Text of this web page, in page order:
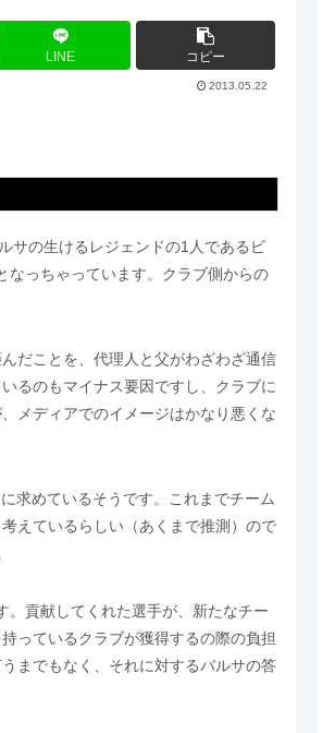
LINE コピー
2013.05.22
サの生けるレジェンドの1人であるビ
なっちゃっています。クラブ側からの
だことを、代理人と父がわざわざ通信
るのもマイナス要因ですし、クラブに
メディアでのイメージはかなり悪くな
求めているそうです。これまでチーム
えているらしい（あくまで推測）ので
。貢献してくれた選手が、新たなチー
っているクラブが獲得するの際の負担
までもなく、それに対するバルサの答